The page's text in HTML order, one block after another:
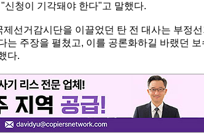
신청이 기각돼야 한다"고 말했다.
제선거감시단을 이끌었던 탄 전 대사는 부정
는 주장을 펼쳤고, 이를 공론화하길 바랬던
다.